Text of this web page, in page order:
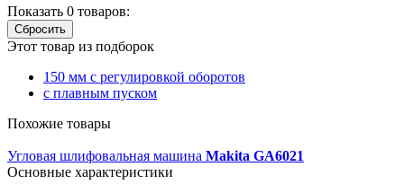
Показать 0 товаров:
Этот товар из подборок
150 мм с регулировкой оборотов
с плавным пуском
Похожие товары
Угловая шлифовальная машина Makita GA6021
Основные характеристики